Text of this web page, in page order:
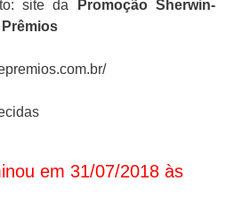
site da PromoçãoSherwin-
em 31/07/2018 às